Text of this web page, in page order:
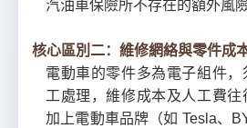
汽油車保險所不存在的額外風險
核心區別二：維修網絡與零件成
電動車的零件多為電子組件，
工處理，維修成本及人工費
加上電動車品牌（如 Tesla、